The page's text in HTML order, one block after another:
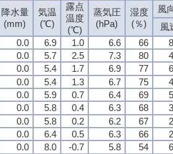
降水量
(mm)
気温
(℃)
露点
温度
(℃)
蒸気圧
(hPa)
湿度
(％)
風
風
0.0 6.9 1.0 6.6 66
0.0 5.7 2.5 7.3 80
0.0 5.4 1.7 6.9 77
0.0 5.4 1.3 6.7 75
0.0 5.9 0.7 6.4 69
0.0 5.8 0.4 6.3 68
0.0 5.8 0.2 6.2 67
0.0 6.4 0.5 6.3 66
0.0 8.0 -0.7 5.8 54